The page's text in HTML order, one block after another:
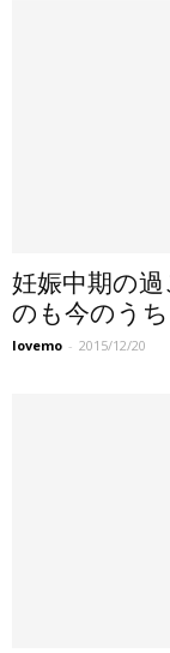
妊娠中期の
のも今のうち
lovemo - 2015/12/20